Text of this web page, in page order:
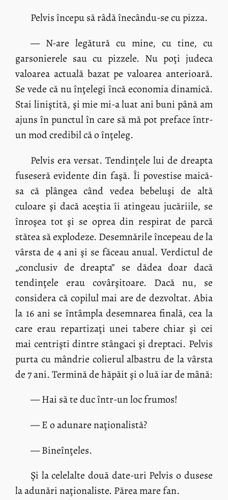
Pelvis începu să râdă înecându-se cu pizza.
— N-are legătură cu mine, cu tine, cu
garsonierele sau cu pizzele. Nu poţi judeca
valoarea actuală bazat pe valoarea anterioară.
Se vede că nu înţelegi încă economia dinamică.
Stai liniştită, şi mie mi-a luat ani buni până am
ajuns în punctul în care să mă pot preface într-
un mod credibil că o înţeleg.
Pelvis era versat. Tendinţele lui de dreapta
fuseseră evidente din faşă. Îi povestise maică-
sa că plângea când vedea bebeluşi de altă
culoare şi dacă aceştia îi atingeau jucăriile, se
înroşea tot şi se oprea din respirat de parcă
stătea să explodeze. Desemnările începeau de la
vârsta de 4 ani şi se făceau anual. Verdictul de
„conclusiv de dreapta” se dădea doar dacă
tendinţele erau covârşitoare. Dacă nu, se
considera că copilul mai are de dezvoltat. Abia
la 16 ani se întâmpla desemnarea finală, cea la
care erau repartizaţi unei tabere chiar şi cei
mai centrişti dintre stângaci şi dreptaci. Pelvis
purta cu mândrie colierul albastru de la vârsta
de 7 ani. Termină de hăpăit şi o luă iar de mână:
— Hai să te duc într-un loc frumos!
— E o adunare naţionalistă?
— Bineînţeles.
Şi la celelalte două date-uri Pelvis o dusese
la adunări naţionaliste. Părea mare fan.